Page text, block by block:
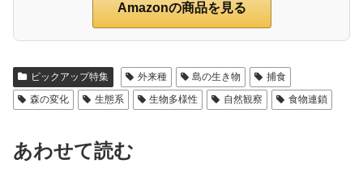
Amazonの商品を見る
ピックアップ特集 外来種 島の生き物
捕食
森の変化
生態系 生物多様性 自然観察 食物連鎖
あわせて読む